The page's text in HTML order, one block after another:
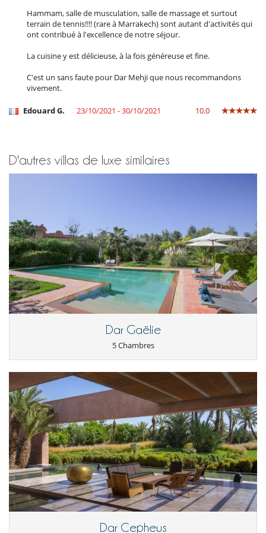
Hammam, salle de musculation, salle de massage et surtout
terrain de tennis!!!! (rare à Marrakech) sont autant d'activités qui
ont contribué à l'excellence de notre séjour.
La cuisine y est délicieuse, à la fois généreuse et fine.
C'est un sans faute pour Dar Mehji que nous recommandons
vivement.
Edouard G. 23/10/2021 - 30/10/2021 10.0
D'autres villas de luxe similaires
Dar Gaëlie
5 Chambres
Dar Cepheus